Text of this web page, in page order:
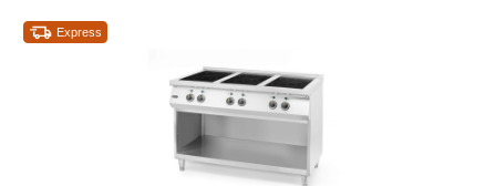
Express